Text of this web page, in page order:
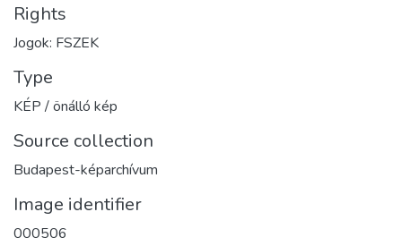
Rights
Jogok: FSZEK
Type
KÉP / önálló kép
Source collection
Budapest-képarchívum
Image identifier
000506